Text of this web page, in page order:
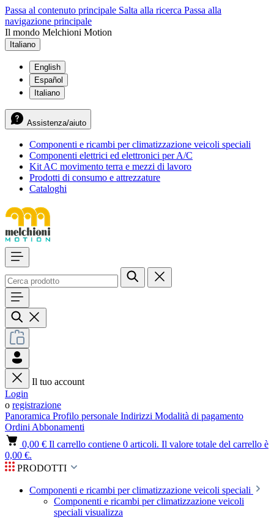
Passa al contenuto principale Salta alla ricerca Passa alla
navigazione principale
Il mondo Melchioni Motion
Italiano
English
Español
Italiano
Assistenza/aiuto
Componenti e ricambi per climatizzazione veicoli speciali
Componenti elettrici ed elettronici per A/C
Kit AC movimento terra e mezzi di lavoro
Prodotti di consumo e attrezzature
Cataloghi
Il tuo account
Login
o registrazione
Panoramica Profilo personale Indirizzi Modalità di pagamento
Ordini Abbonamenti
0,00 € Il carrello contiene 0 articoli. Il valore totale del carrello è
0,00 €.
PRODOTTI
Componenti e ricambi per climatizzazione veicoli speciali
Componenti e ricambi per climatizzazione veicoli
speciali visualizza